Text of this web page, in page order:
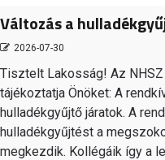
Változás a
2026-07-30
Tisztelt Lakosság! Az
tájékoztatja Önöket: A
hulladékgyűjtő járatok. A
hulladékgyűjtést a
megkezdik. Kollégáik így a